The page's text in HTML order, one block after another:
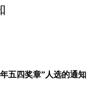
五四奖章”人选的通知